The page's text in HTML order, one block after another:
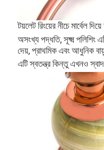
টয়লেট রিংয়ের নীচে মার্বেল
অসংখ্য পদ্ধতি, সূক্ষ্ম পলিশিং
দেয়, প্রাথমিক এবং আধুনিক
এটি স্বতন্ত্র কিন্তু এখনও